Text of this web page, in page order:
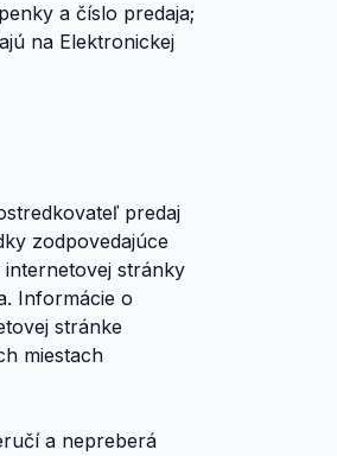
a číslo predaja;
na Elektronickej
predaj
zodpovedajúce
internetovej stránky
Informácie o
stránke
miestach
a nepreberá